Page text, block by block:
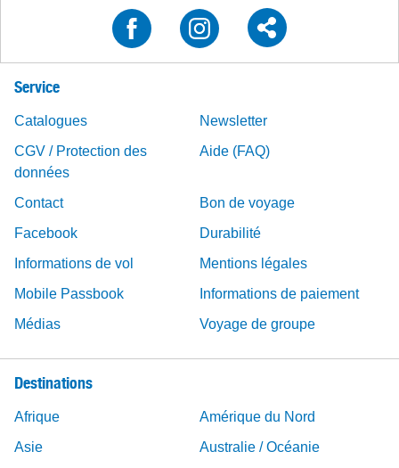
Service
Catalogues
Newsletter
CGV / Protection des
données
Aide (FAQ)
Contact
Bon de voyage
Facebook
Durabilité
Informations de vol
Mentions légales
Mobile Passbook
Informations de paiement
Médias
Voyage de groupe
Destinations
Afrique
Amérique du Nord
Asie
Australie / Océanie